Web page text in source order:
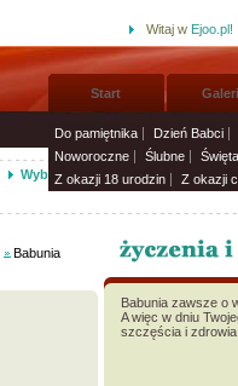
Witaj w Ejoo.pl!
Start
Do pamiętnika
Dzień Babci
Noworoczne
Ślubne
Z okazji 18 urodzin
Z okazji
Wybierz życzenia imieninowe i
Babunia
Babunia zawsze o
A więc w dniu
szczęścia i